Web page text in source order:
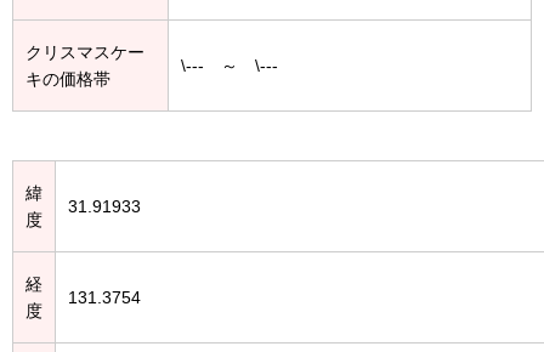
クリスマスケー
キの価格帯
\--- ～ \---
緯
度
31.91933
経
度
131.3754